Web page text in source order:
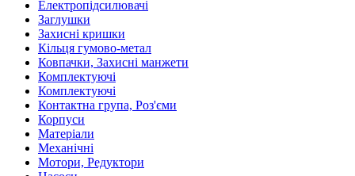
Електропідсилювачі
Заглушки
Захисні кришки
Кільця гумово-метал
Ковпачки, Захисні манжети
Комплектуючі
Комплектуючі
Контактна група, Роз'єми
Корпуси
Матеріали
Механічні
Мотори, Редуктори